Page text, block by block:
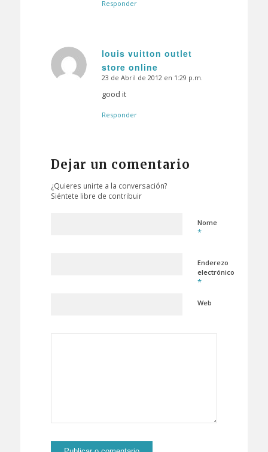
Responder
louis vuitton outlet
store online
Dice:
23 de Abril de 2012 en 1:29 p.m.
good it
Responder
Dejar un comentario
¿Quieres unirte a la conversación?
Siéntete libre de contribuir
Nome
*
Enderezo
electrónico
*
Web